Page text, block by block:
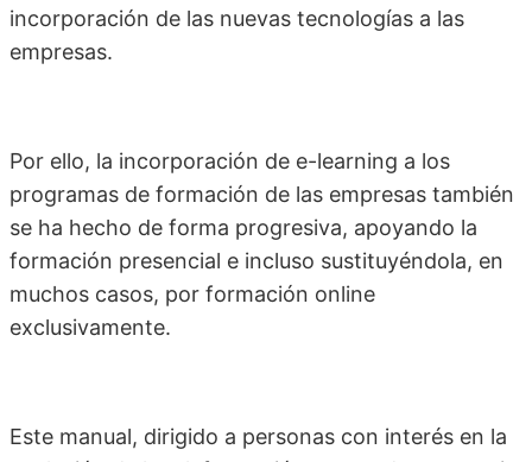
incorporación de las nuevas tecnologías a las
empresas.
Por ello, la incorporación de e-learning a los
programas de formación de las empresas también
se ha hecho de forma progresiva, apoyando la
formación presencial e incluso sustituyéndola, en
muchos casos, por formación online
exclusivamente.
Este manual, dirigido a personas con interés en la